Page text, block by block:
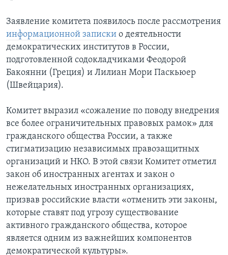
Заявление комитета появилось после рассмотрения
информационной записки о деятельности
демократических институтов в России,
подготовленной содокладчиками Феодорой
Бакоянни (Греция) и Лилиан Мори Паскьюер
(Швейцария).
Комитет выразил «сожаление по поводу внедрения
все более ограничительных правовых рамок» для
гражданского общества России, а также
стигматизацию независимых правозащитных
организаций и НКО. В этой связи Комитет отметил
закон об иностранных агентах и закон о
нежелательных иностранных организациях,
призвав российские власти «отменить эти законы,
которые ставят под угрозу существование
активного гражданского общества, которое
является одним из важнейших компонентов
демократической культуры».